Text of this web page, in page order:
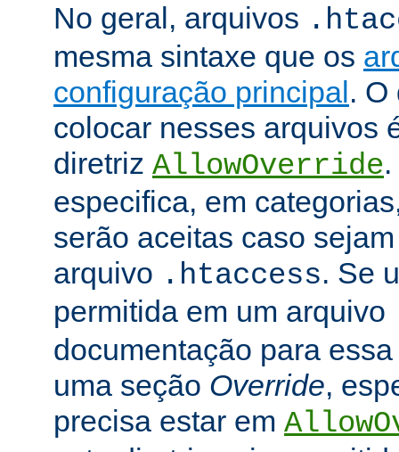
No geral, arquivos
mesma sintaxe que os
configuração principal. O
colocar nesses arquivos
diretriz AllowOverride
especifica, em
serão aceitas caso
arquivo .htaccess. Se
permitida em um arquivo
documentação para
uma seção Override,
precisa estar em